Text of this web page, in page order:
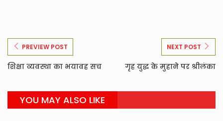
PREVIEW POST
शिक्षा व्यवस्था का भयावह सच
NEXT POST
गृह युद्ध के मुहाने पर श्रीलंका
YOU MAY ALSO LIKE